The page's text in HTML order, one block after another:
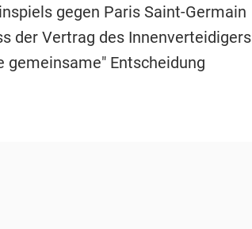
gegen Paris Saint-Germain
der Vertrag des Innenverteidigers
gemeinsame" Entscheidung